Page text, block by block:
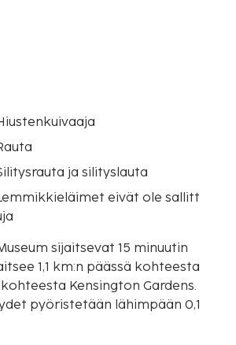
ja silityslauta
eivät ole sallitt
sijaitsevat 15 minuutin
Kensington Gardens.
pyöristetään lähimpään 0,1